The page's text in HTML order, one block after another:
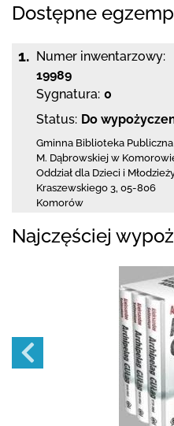
Dostępne
1. Numer inwentarzowy:
19989
Sygnatura: 0
Status: Do
Gminna Biblioteka Publiczna
M. Dąbrowskiej w
Oddział dla Dzieci i
Kraszewskiego 3 05-806
Komorów
Najczęściej